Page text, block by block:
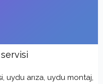
uydu arıza, uydu montaj,